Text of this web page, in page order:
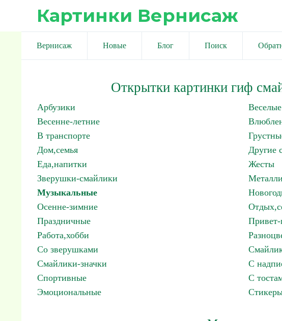
Картинки Вернисаж
Вернисаж Новые Блог Поиск
Открытки картинки гиф
Арбузики
Веселые
Весенне-летние
В транспорте
Дом,семья
Другие
Еда,напитки
Жесты
Зверушки-смайлики
Музыкальные
Осенне-зимние
Праздничные
Работа,хобби
Со зверушками
Смайлики-значки
С
Спортивные
С
Эмоциональные